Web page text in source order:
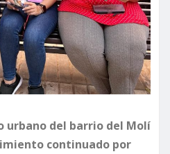
urbano del barrio del Molí
continuado por